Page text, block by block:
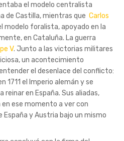
el modelo centralista
de Castilla, mientras que Carlos
modelo foralista, apoyado en la
en Cataluña. La guerra
V. Junto a las victorias militares
un acontecimiento
el desenlace del conflicto:
1711 el Imperio alemán y se
reinar en España. Sus aliadas,
en ese momento a ver con
España y Austria bajo un mismo